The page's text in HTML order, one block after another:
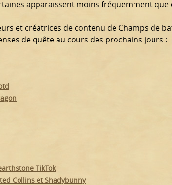
apparaissent moins fréquemment que
et créatrices de contenu de Champs de
de quête au cours des prochains jours :
TikTok
Collins et Shadybunny